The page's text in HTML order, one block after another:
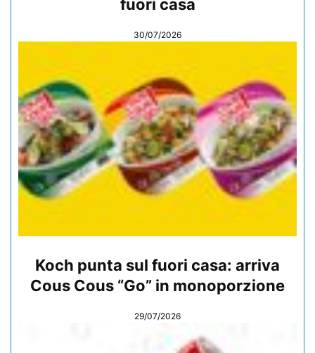
fuori casa
30/07/2026
Koch punta sul fuori casa: arriva
Cous Cous “Go” in monoporzione
29/07/2026